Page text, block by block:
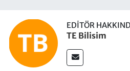
EDITÖR
TE Bilisim